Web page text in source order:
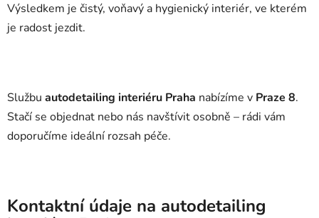
Výsledkem je čistý, voňavý a hygienický interiér, ve kterém
je radost jezdit.
Službu autodetailing interiéru Praha nabízíme v Praze 8.
Stačí se objednat nebo nás navštívit osobně – rádi vám
doporučíme ideální rozsah péče.
Kontaktní údaje na autodetailing